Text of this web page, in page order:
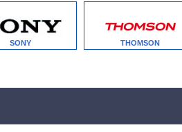
SONY THOMSON